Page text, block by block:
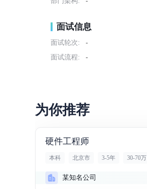
面试信息
面试轮次:
-
面试流程:
-
为你推荐
硬件工程师
本科 北京市 3-5年 30-70万
某知名公司